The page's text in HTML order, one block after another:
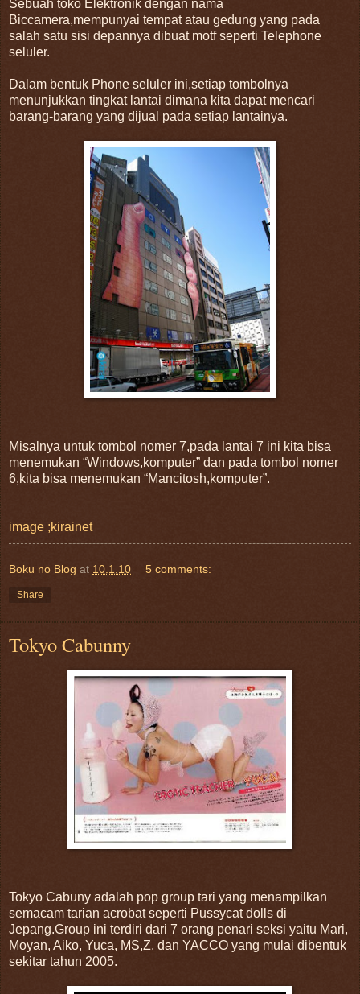
Sebuah toko Elektronik dengan nama
Biccamera,mempunyai tempat atau gedung yang pada
salah satu sisi depannya dibuat motf seperti Telephone
seluler.
Dalam bentuk Phone seluler ini,setiap tombolnya
menunjukkan tingkat lantai dimana kita dapat mencari
barang-barang yang dijual pada setiap lantainya.
Misalnya untuk tombol nomer 7,pada lantai 7 ini kita bisa
menemukan “Windows,komputer” dan pada tombol nomer
6,kita bisa menemukan “Mancitosh,komputer”.
image ;kirainet
Boku no Blog at 10.1.10 5 comments:
Share
Tokyo Cabunny
Tokyo Cabuny adalah pop group tari yang menampilkan
semacam tarian acrobat seperti Pussycat dolls di
Jepang.Group ini terdiri dari 7 orang penari seksi yaitu Mari,
Moyan, Aiko, Yuca, MS,Z, dan YACCO yang mulai dibentuk
sekitar tahun 2005.